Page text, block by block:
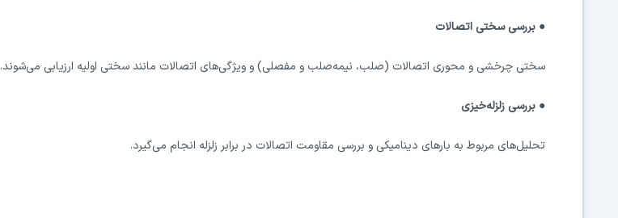
● بررسی سختی اتصالات
سختی چرخشی و محوری اتصالات (صلب، نیمه‌صلب و مفصلی) و ویژگی‌های اتصالات مانند سختی اولیه ارزیابی می‌شوند.
● بررسی زلزله‌خیزی
تحلیل‌های مربوط به بارهای دینامیکی و بررسی مقاومت اتصالات در برابر زلزله انجام می‌گیرد.